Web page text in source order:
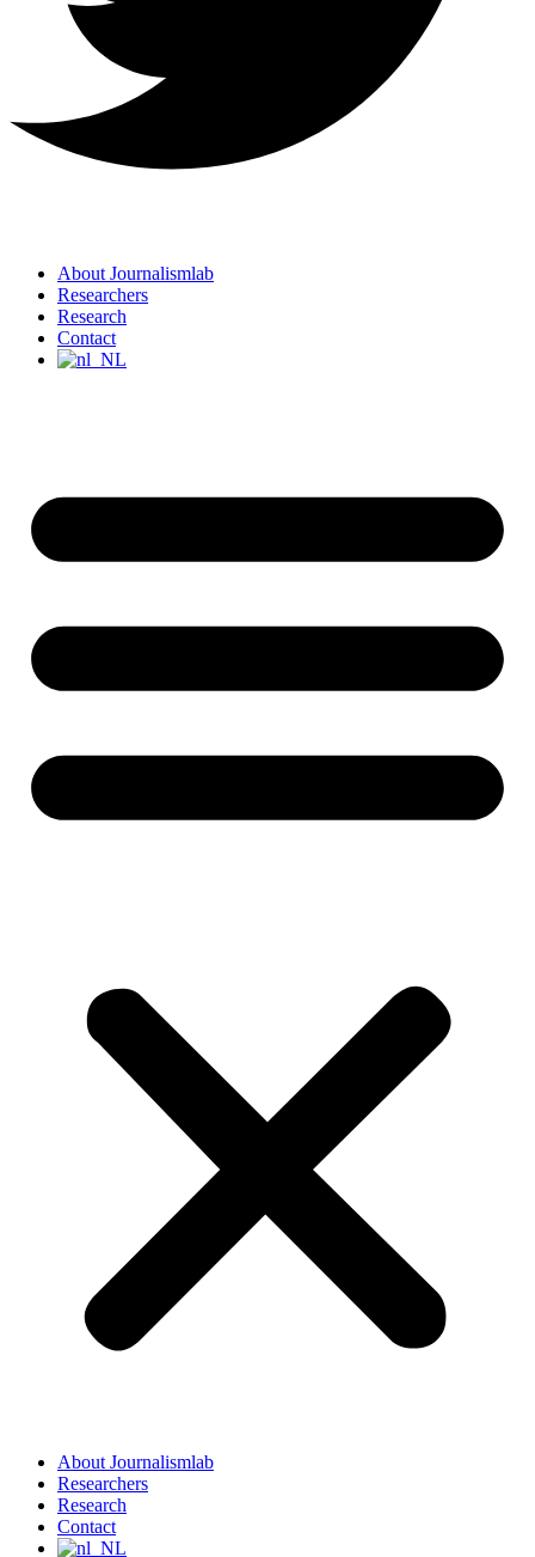
About Journalismlab
Researchers
Research
Contact
About Journalismlab
Researchers
Research
Contact